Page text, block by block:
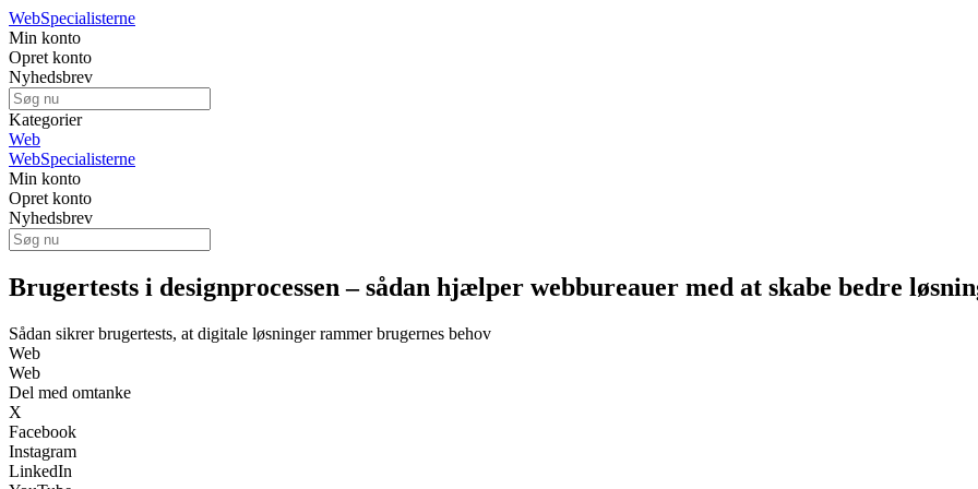
WebSpecialisterne
Min konto
Opret konto
Nyhedsbrev
Kategorier
Web
WebSpecialisterne
Min konto
Opret konto
Nyhedsbrev
Brugertests i designprocessen – sådan hjælper webbureauer med at skabe bedre
Sådan sikrer brugertests, at digitale løsninger rammer brugernes behov
Web
Web
Del med omtanke
X
Facebook
Instagram
LinkedIn